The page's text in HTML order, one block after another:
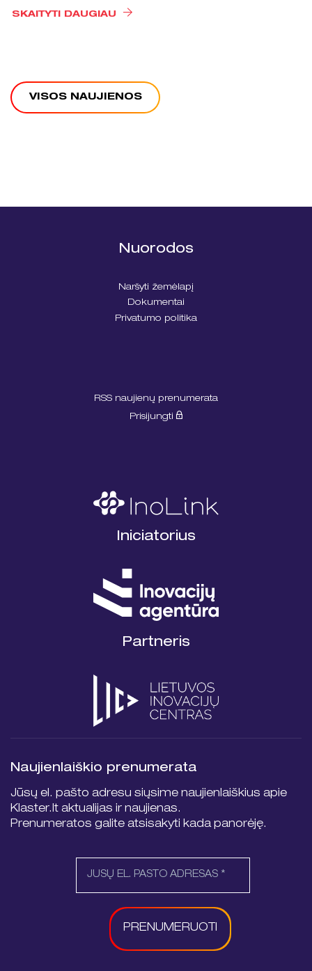
SKAITYTI DAUGIAU
VISOS NAUJIENOS
Nuorodos
Naršyti žemėlapį
Dokumentai
Privatumo politika
RSS naujienų prenumerata
Prisijungti
Iniciatorius
Partneris
Naujienlaiškio prenumerata
Jūsų el. pašto adresu siųsime naujienlaiškius apie
Klaster.lt aktualijas ir naujienas.
Prenumeratos galite atsisakyti kada panorėję.